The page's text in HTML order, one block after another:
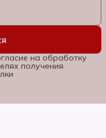
на обработку
получения